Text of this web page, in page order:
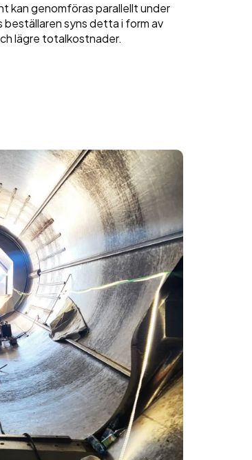
kan genomföras parallellt under
syns detta i form av
lägre totalkostnader.